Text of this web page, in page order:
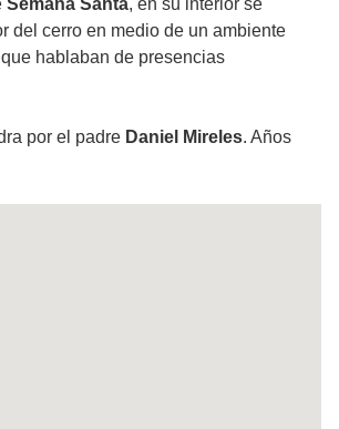
Semana Santa, en su interior se
del cerro en medio de un ambiente
hablaban de presencias
por el padre Daniel Mireles. Años